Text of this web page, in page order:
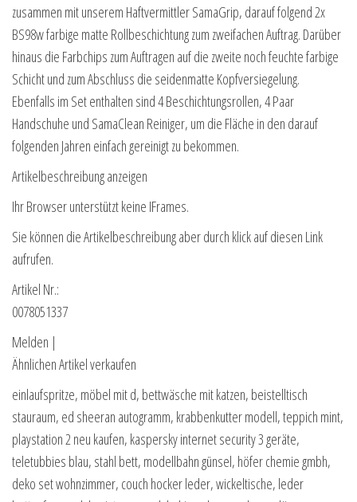
zusammen mit unserem Haftvermittler SamaGrip, darauf folgend 2x
BS98w farbige matte Rollbeschichtung zum zweifachen Auftrag. Darüber
hinaus die Farbchips zum Auftragen auf die zweite noch feuchte farbige
Schicht und zum Abschluss die seidenmatte Kopfversiegelung.
Ebenfalls im Set enthalten sind 4 Beschichtungsrollen, 4 Paar
Handschuhe und SamaClean Reiniger, um die Fläche in den darauf
folgenden Jahren einfach gereinigt zu bekommen.
Artikelbeschreibung anzeigen
Ihr Browser unterstützt keine IFrames.
Sie können die Artikelbeschreibung aber durch klick auf diesen Link
aufrufen.
Artikel Nr.:
0078051337
Melden |
Ähnlichen Artikel verkaufen
einlaufspritze, möbel mit d, bettwäsche mit katzen, beistelltisch
stauraum, ed sheeran autogramm, krabbenkutter modell, teppich mint,
playstation 2 neu kaufen, kaspersky internet security 3 geräte,
teletubbies blau, stahl bett, modellbahn günsel, höfer chemie gmbh,
deko set wohnzimmer, couch hocker leder, wickeltische, leder